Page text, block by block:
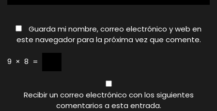
Guarda mi nombre, correo electrónico y web en
este navegador para la próxima vez que comente.
9 × 8 =
Recibir un correo electrónico con los siguientes
comentarios a esta entrada.